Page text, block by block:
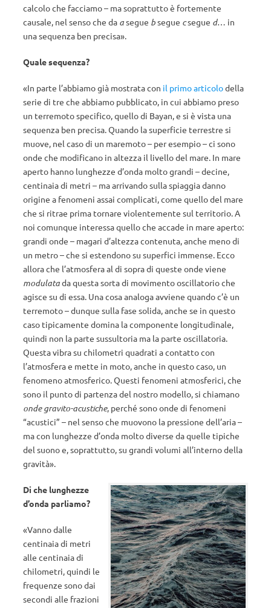
calcolo che facciamo – ma soprattutto è fortemente
causale, nel senso che da asegue bsegue csegue d… in
una sequenza ben precisa».
Quale sequenza?
«In parte l’abbiamo già mostrata con il primo articolodella
serie di tre che abbiamo pubblicato, in cui abbiamo preso
un terremoto specifico, quello di Bayan, e si è vista una
sequenza ben precisa. Quando la superficie terrestre si
muove, nel caso di un maremoto – per esempio – ci sono
onde che modificano in altezza il livello del mare. In mare
aperto hanno lunghezze d’onda molto grandi – decine,
centinaia di metri – ma arrivando sulla spiaggia danno
origine a fenomeni assai complicati, come quello del mare
che si ritrae prima tornare violentemente sul territorio. A
noi comunque interessa quello che accade in mare aperto:
grandi onde – magari d’altezza contenuta, anche meno di
un metro – che si estendono su superfici immense. Ecco
allora che l’atmosfera al di sopra di queste onde viene
modulatada questa sorta di movimento oscillatorio che
agisce su di essa. Una cosa analoga avviene quando c’è un
terremoto – dunque sulla fase solida, anche se in questo
caso tipicamente domina la componente longitudinale,
quindi non la parte sussultoria ma la parte oscillatoria.
Questa vibra su chilometri quadrati a contatto con
l’atmosfera e mette in moto, anche in questo caso, un
fenomeno atmosferico. Questi fenomeni atmosferici, che
sono il punto di partenza del nostro modello, si chiamano
onde gravito-acustiche, perché sono onde di fenomeni
“acustici” – nel senso che muovono la pressione dell’aria –
ma con lunghezze d’onda molto diverse da quelle tipiche
del suono e, soprattutto, su grandi volumi all’interno della
gravità».
Di che lunghezze
d’onda parliamo?
«Vanno dalle
centinaia di metri
alle centinaia di
chilometri, quindi le
frequenze sono dai
secondi alle frazioni